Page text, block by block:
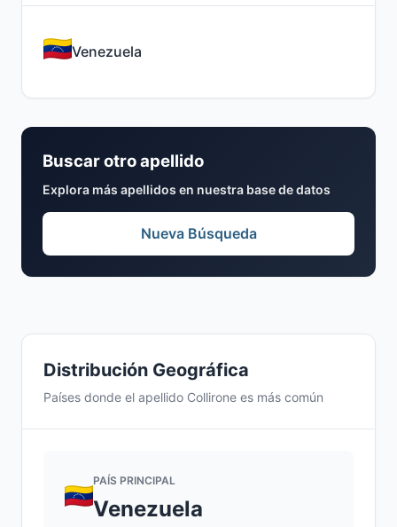
Distribución Geográfica
Países donde el apellido Collirone es más común
PAÍS PRINCIPAL
Venezuela
Venezuela
Buscar otro apellido
Explora más apellidos en nuestra base de datos
Nueva Búsqueda